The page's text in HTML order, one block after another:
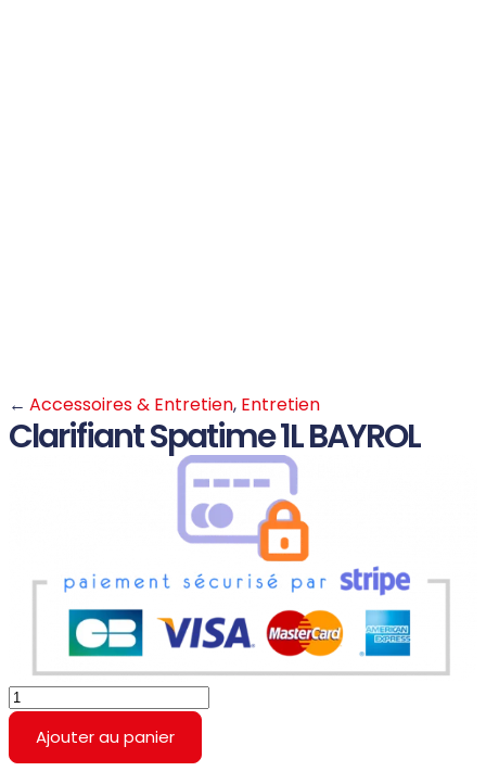
← Accessoires & Entretien, Entretien
Clarifiant Spatime 1L BAYROL
Ajouter au panier